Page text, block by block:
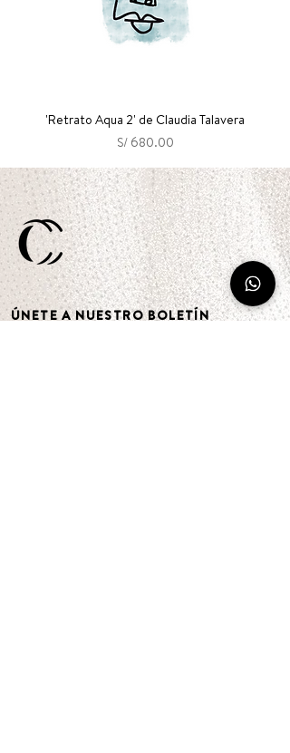
'Retrato Aqua 2' de Claudia Talavera
Precio
S/ 680.00
ÚNETE A NUESTRO BOLETÍN